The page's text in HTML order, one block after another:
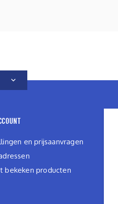
en prijsaanvragen
bekeken producten